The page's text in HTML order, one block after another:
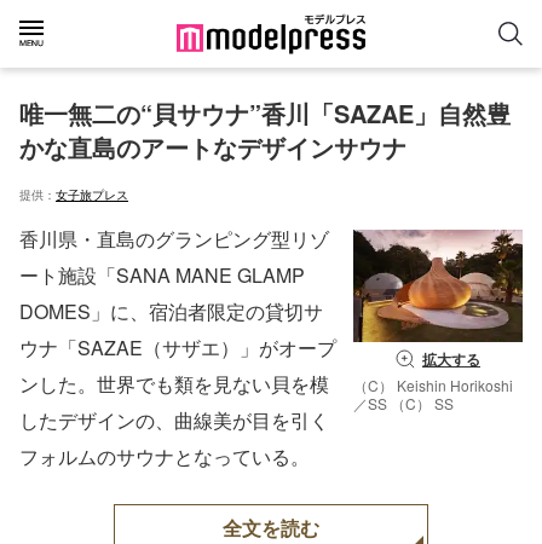
唯一無二の“貝サウナ”香川「SAZAE」自然豊
かな直島のアートなデザインサウナ
提供： 女子旅プレス
拡大する
（C） Keishin Horikoshi
／SS （C） SS
香川県・直島のグランピング型リゾ
ート施設「SANA MANE GLAMP
DOMES」に、宿泊者限定の貸切サ
ウナ「SAZAE（サザエ）」がオープ
ンした。世界でも類を見ない貝を模
したデザインの、曲線美が目を引く
フォルムのサウナとなっている。
全文を読む